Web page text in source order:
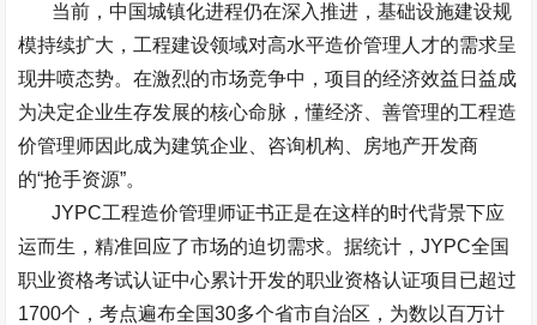
当前，中国城镇化进程仍在深入推进，基础设施建设规
模持续扩大，工程建设领域对高水平造价管理人才的需求呈
现井喷态势。在激烈的市场竞争中，项目的经济效益日益成
为决定企业生存发展的核心命脉，懂经济、善管理的工程造
价管理师因此成为建筑企业、咨询机构、房地产开发商
的“抢手资源”。
JYPC工程造价管理师证书正是在这样的时代背景下应
运而生，精准回应了市场的迫切需求。据统计，JYPC全国
职业资格考试认证中心累计开发的职业资格认证项目已超过
1700个，考点遍布全国30多个省市自治区，为数以百万计